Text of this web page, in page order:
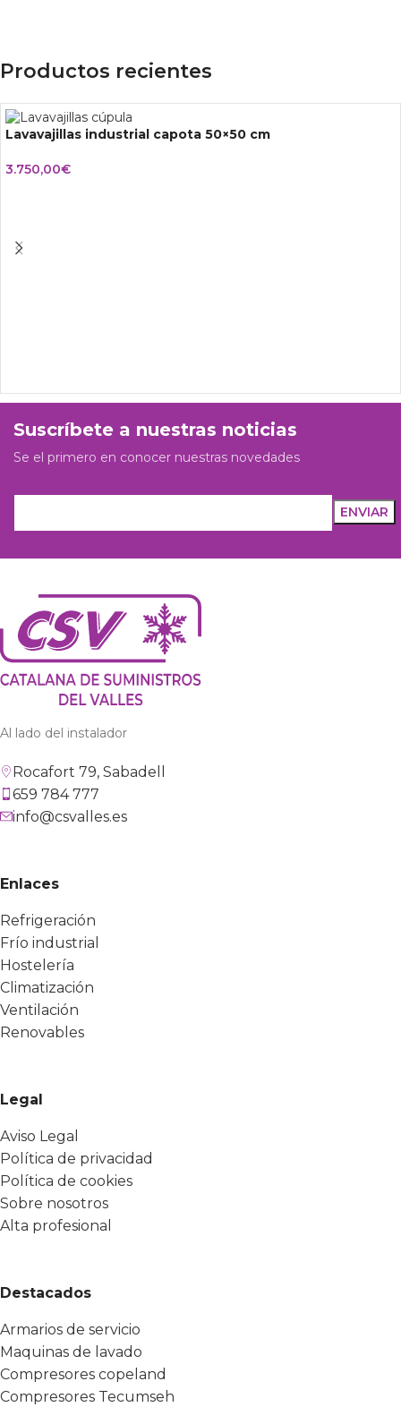
Productos recientes
Lavavajillas industrial capota 50×50 cm
3.750,00€
Suscríbete a nuestras noticias
Se el primero en conocer nuestras novedades
Al lado del instalador
Rocafort 79, Sabadell
659 784 777
info@csvalles.es
Enlaces
Refrigeración
Frío industrial
Hostelería
Climatización
Ventilación
Renovables
Legal
Aviso Legal
Política de privacidad
Política de cookies
Sobre nosotros
Alta profesional
Destacados
Armarios de servicio
Maquinas de lavado
Compresores copeland
Compresores Tecumseh